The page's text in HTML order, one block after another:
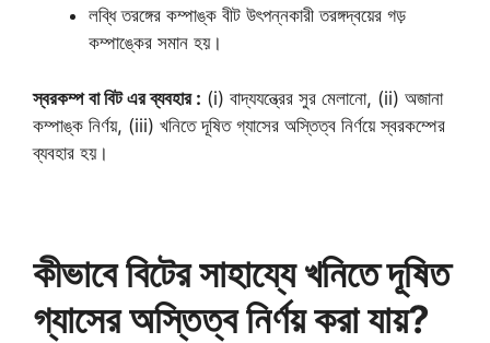
লব্ধি তরঙ্গের কম্পাঙ্ক বীট উৎপন্নকারী তরঙ্গদ্বয়ের গড়
কম্পাঙ্কের সমান হয়।
স্বরকম্প বা বিট এর ব্যবহার : (i) বাদ্যযন্ত্রের সুর মেলানো, (ii) অজানা
কম্পাঙ্ক নির্ণয়, (iii) খনিতে দূষিত গ্যাসের অস্তিত্ব নির্ণয়ে স্বরকম্পের
ব্যবহার হয়।
কীভাবে বিটের সাহায্যে খনিতে দূষিত
গ্যাসের অস্তিত্ব নির্ণয় করা যায়?